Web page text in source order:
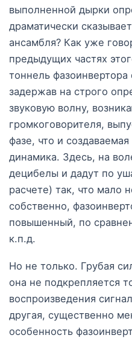
выполненной дырки
драматически
ансамбля? Как уже
предыдущих частях
тоннель
задержав на строго
звуковую волну,
громкоговорителя,
фазе, что и
динамика. Здесь, на
децибелы и дадут по
расчете) так, что мало
собственно,
повышенный, по
к.п.д.
Но не только. Грубая
она не подкрепляется
воспроизведения
другая, существенно
особенность